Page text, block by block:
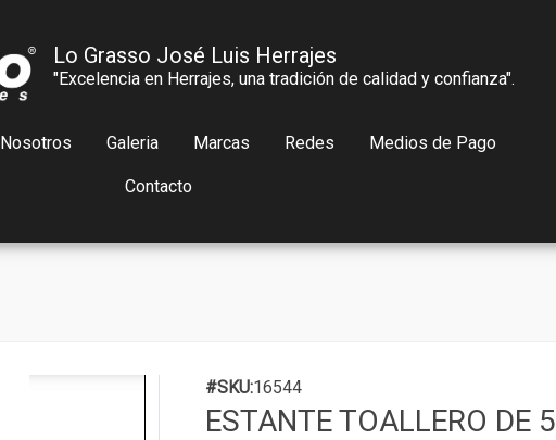
Lo Grasso José Luis Herrajes
"Excelencia en Herrajes, una tradición de calidad y confianza".
Nosotros Galeria Marcas Redes Medios de Pago
Contacto
#SKU:16544
ESTANTE TOALLERO DE 5